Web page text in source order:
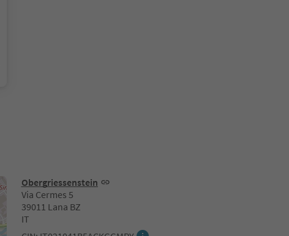
Obergriessenstein
Via Cermes 5
39011 Lana BZ
IT